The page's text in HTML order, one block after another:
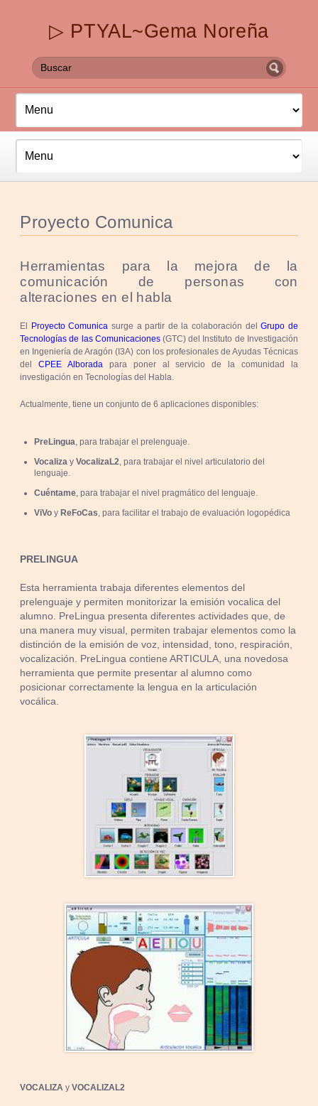
▷ PTYAL~Gema Noreña
Proyecto Comunica
Herramientas para la mejora de la
comunicación de personas con
alteraciones en el habla
El Proyecto Comunica surge a partir de la colaboración delGrupo de
Tecnologías de las Comunicaciones (GTC) del Instituto de Investigación
en Ingeniería de Aragón (I3A) con los profesionales de Ayudas Técnicas
delCPEE Alboradapara poner al servicio de la comunidad la
investigación en Tecnologías del Habla.
Actualmente, tiene un conjunto de 6 aplicaciones disponibles:
PreLingua, para trabajar el prelenguaje.
Vocaliza yVocalizaL2, para trabajar el nivel articulatorio del
lenguaje.
Cuéntame, para trabajar el nivel pragmático del lenguaje.
ViVo yReFoCas, para facilitar el trabajo de evaluación logopédica
PRELINGUA
Esta herramienta trabaja diferentes elementos del
prelenguaje y permiten monitorizar la emisión vocalica del
alumno. PreLingua presenta diferentes actividades que, de
una manera muy visual, permiten trabajar elementos como la
distinción de la emisión de voz, intensidad, tono, respiración,
vocalización. PreLingua contiene ARTICULA, una novedosa
herramienta que permite presentar al alumno como
posicionar correctamente la lengua en la articulación
vocálica.
VOCALIZA yVOCALIZAL2